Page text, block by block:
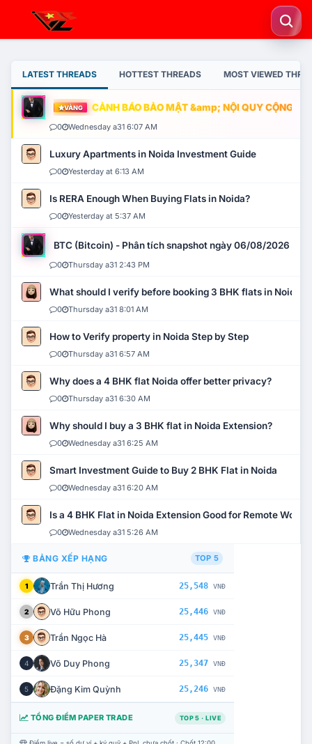
LATEST THREADS HOTTEST THREADS MOST VIEWED
VÀNG CẢNH BÁO BẢO MẬT &amp; NỘI QUY CỘNG
0 Wednesday a31 6:07 AM
Luxury Apartments in Noida Investment Guide
0 Yesterday at 6:13 AM
Is RERA Enough When Buying Flats in Noida?
0 Yesterday at 5:37 AM
BTC (Bitcoin) - Phân tích snapshot ngày 06/08/2026
0 Thursday a31 2:43 PM
What should I verify before booking 3 BHK flats in Noida?
0 Thursday a31 8:01 AM
How to Verify property in Noida Step by Step
0 Thursday a31 6:57 AM
Why does a 4 BHK flat Noida offer better privacy?
0 Thursday a31 6:30 AM
Why should I buy a 3 BHK flat in Noida Extension?
0 Wednesday a31 6:25 AM
Smart Investment Guide to Buy 2 BHK Flat in Noida
0 Wednesday a31 6:20 AM
Is a 4 BHK Flat in Noida Extension Good for Remote Work?
0 Wednesday a31 5:26 AM
BẢNG XẾP HẠNG TOP 5
1 Trần Thị Hương 25,548 VNĐ
2 Võ Hữu Phong 25,446 VNĐ
3 Trần Ngọc Hà 25,445 VNĐ
4 Võ Duy Phong 25,347 VNĐ
5 Đặng Kim Quỳnh 25,246 VNĐ
TỔNG ĐIỂM PAPER TRADE TOP 5 · LIVE